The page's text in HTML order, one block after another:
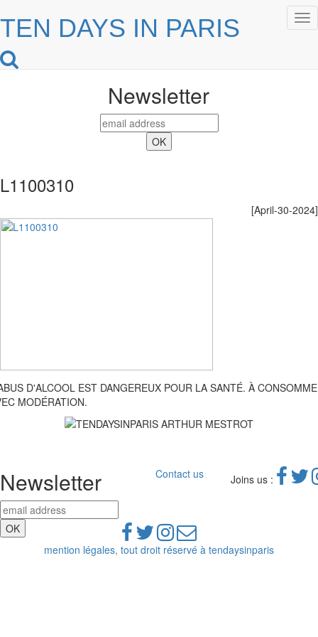
TEN DAYS IN PARIS
Newsletter
L1100310
[April-30-2024]
D'ALCOOL EST DANGEREUX POUR LA SANTÉ. À
MODÉRATION.
Newsletter Contact us Joins us :
mention légales, tout droit réservé à tendaysinparis